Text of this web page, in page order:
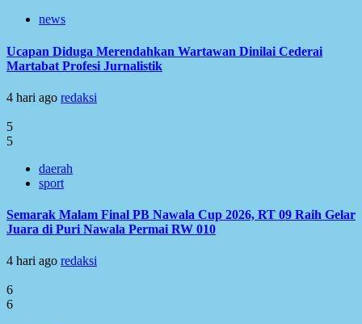
news
Ucapan Diduga Merendahkan Wartawan Dinilai Cederai
Martabat Profesi Jurnalistik
4 hari ago redaksi
5
5
daerah
sport
Semarak Malam Final PB Nawala Cup 2026, RT 09 Raih Gelar
Juara di Puri Nawala Permai RW 010
4 hari ago redaksi
6
6